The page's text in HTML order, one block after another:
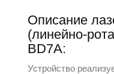
Описание
(линейно-
BD7A:
Устройство